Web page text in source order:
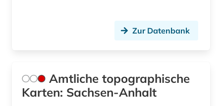
Zur Datenbank
Amtliche topographische
Karten: Sachsen-Anhalt